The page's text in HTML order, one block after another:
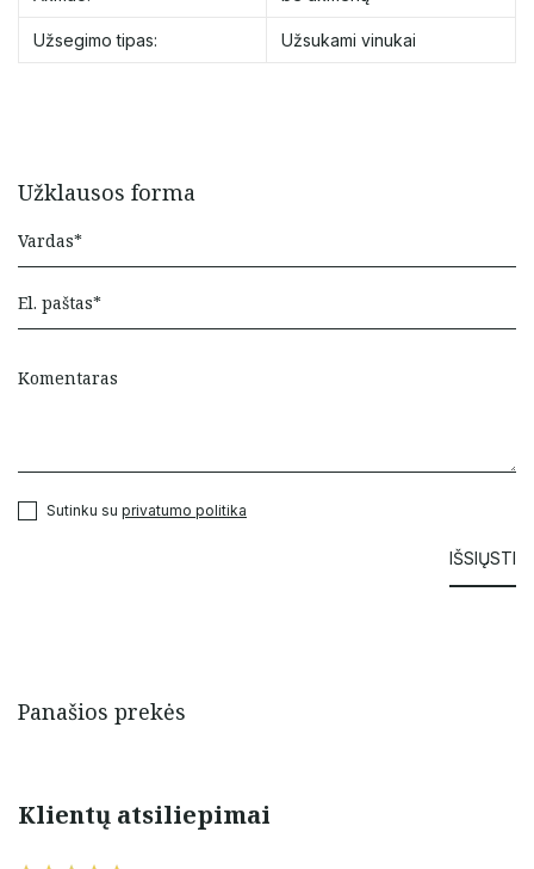
Užsegimo tipas: Užsukami vinukai
Užklausos forma
Sutinku su privatumo politika
Panašios prekės
Klientų atsiliepimai